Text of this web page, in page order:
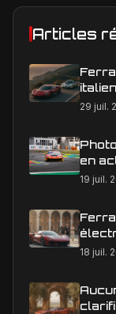
Articles
italien
29 juil.
en
19 juil.
en
18 juil.